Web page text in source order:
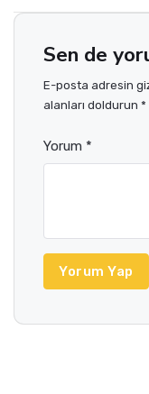
Sen de
E-posta adresin
alanları doldurun *
Yorum *
Yorum Yap